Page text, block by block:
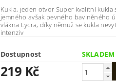
Kukla, jeden otvor Super kvalitní kukla s jedním otvorem z velmi
jemného avšak pevného bavlněného
vlákna Lycra, díky němuž se kukla
intenziv
Dostupnost
219 Kč